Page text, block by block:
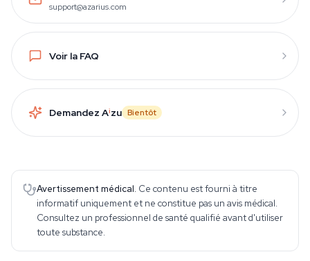
support@azarius.com
Voir la FAQ
Demandez Aizu Bientôt
Avertissement médical. Ce contenu est fourni à titre
informatif uniquement et ne constitue pas un avis médical.
Consultez un professionnel de santé qualifié avant d'utiliser
toute substance.